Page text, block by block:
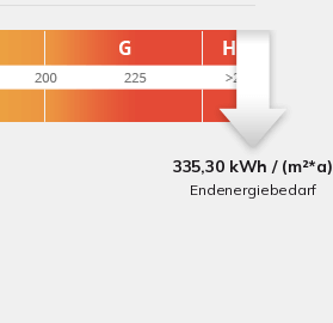
335,30 kWh / (m²*a)
Endenergiebedarf